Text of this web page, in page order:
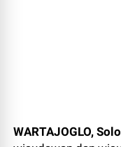
WARTAJOGLO,